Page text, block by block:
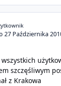
27 Października
szczęśliwym
z Krakowa